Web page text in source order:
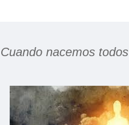
Cuando nacemos